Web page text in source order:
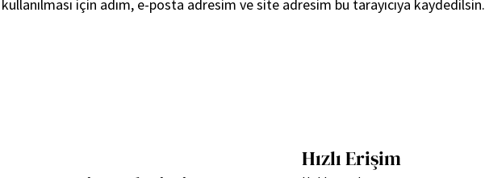
için adım, e-posta adresim ve site adresim bu tarayıcıya kaydedilsin.
Hızlı Erişim